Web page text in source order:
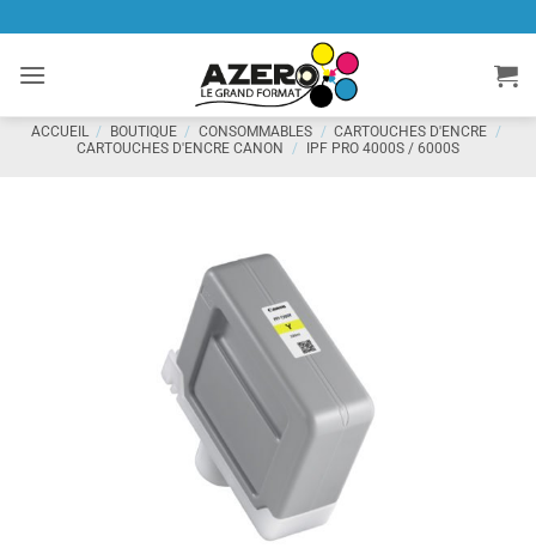
contenu
ACCUEIL / BOUTIQUE / CONSOMMABLES / CARTOUCHES D'ENCRE /
CARTOUCHES D'ENCRE CANON
/ IPF PRO 4000S / 6000S